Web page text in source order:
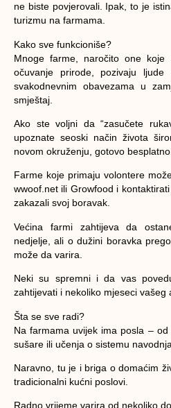
ne biste povjerovali. Ipak, to je
turizmu na farmama.
Kako sve funkcioniše?
Mnoge farme, naročito one
očuvanje prirode, pozivaju
svakodnevnim obavezama u
smještaj.
Ako ste voljni da “zasučete
upoznate seoski način života
novom okruženju, gotovo besplatno.
Farme koje primaju volontere
wwoof.net ili Growfood i
zakazali svoj boravak.
Većina farmi zahtijeva da
nedjelje, ali o dužini boravka
može da varira.
Neki su spremni i da vas
zahtijevati i nekoliko mjeseci vašeg
Šta se sve radi?
Na farmama uvijek ima posla –
sušare ili učenja o sistemu
Naravno, tu je i briga o domaćim
tradicionalni kućni poslovi.
Radno vrijeme varira od nekoliko